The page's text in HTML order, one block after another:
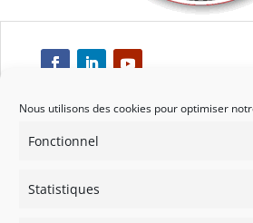
Nous utilisons des cookies pour optimiser
Fonctionnel
Statistiques
Respect
Engagement